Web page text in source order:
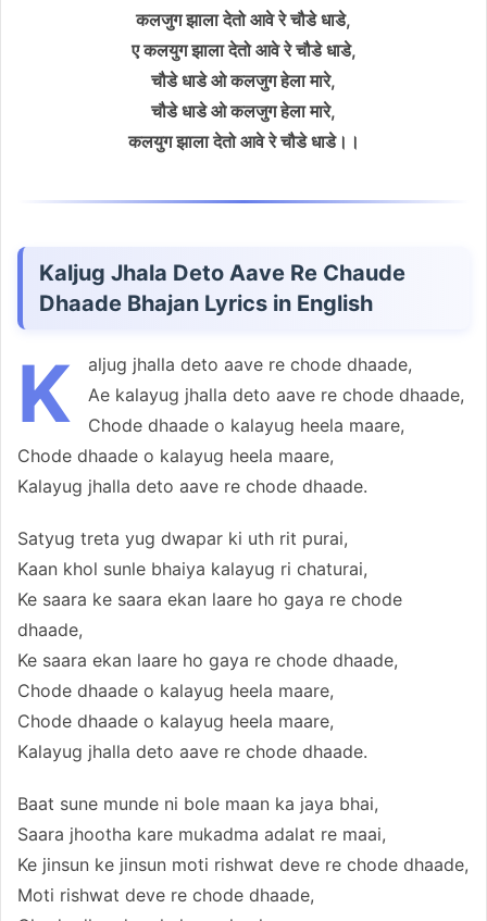
कलजुग झाला देतो आवे रे चौडे धाडे,
ए कलयुग झाला देतो आवे रे चौडे धाडे,
चौडे धाडे ओ कलजुग हेला मारे,
चौडे धाडे ओ कलजुग हेला मारे,
कलयुग झाला देतो आवे रे चौडे धाडे।।
Kaljug Jhala Deto Aave Re Chaude
Dhaade Bhajan Lyrics in English
K
aljug jhalla deto aave re chode dhaade,
Ae kalayug jhalla deto aave re chode dhaade,
Chode dhaade o kalayug heela maare,
Chode dhaade o kalayug heela maare,
Kalayug jhalla deto aave re chode dhaade.
Satyug treta yug dwapar ki uth rit purai,
Kaan khol sunle bhaiya kalayug ri chaturai,
Ke saara ke saara ekan laare ho gaya re chode
dhaade,
Ke saara ekan laare ho gaya re chode dhaade,
Chode dhaade o kalayug heela maare,
Chode dhaade o kalayug heela maare,
Kalayug jhalla deto aave re chode dhaade.
Baat sune munde ni bole maan ka jaya bhai,
Saara jhootha kare mukadma adalat re maai,
Ke jinsun ke jinsun moti rishwat deve re chode dhaade,
Moti rishwat deve re chode dhaade,